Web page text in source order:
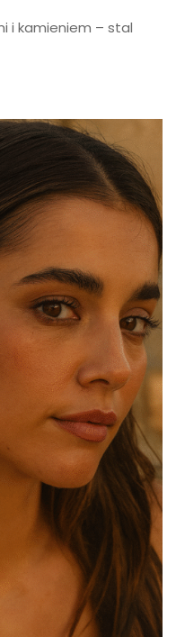
i kamieniem – stal